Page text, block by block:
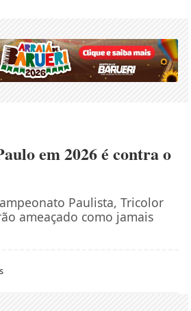
em 2026 é contra o
Paulista, Tricolor
ameaçado como jamais